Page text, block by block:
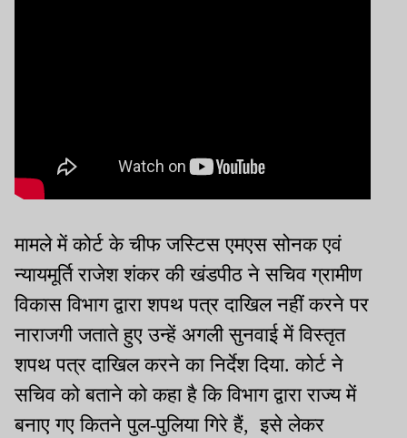
मामले में कोर्ट के चीफ जस्टिस एमएस सोनक एवं
न्यायमूर्ति राजेश शंकर की खंडपीठ ने सचिव ग्रामीण
विकास विभाग द्वारा शपथ पत्र दाखिल नहीं करने पर
नाराजगी जताते हुए उन्हें अगली सुनवाई में विस्तृत
शपथ पत्र दाखिल करने का निर्देश दिया. कोर्ट ने
सचिव को बताने को कहा है कि विभाग द्वारा राज्य में
बनाए गए कितने पुल-पुलिया गिरे हैं, इसे लेकर